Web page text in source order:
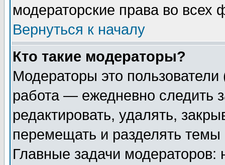
модераторские права во всех
Вернуться к началу
Кто такие модераторы?
Модераторы это
работа — ежедневно следить
редактировать, удалять,
перемещать и разделять
Главные задачи